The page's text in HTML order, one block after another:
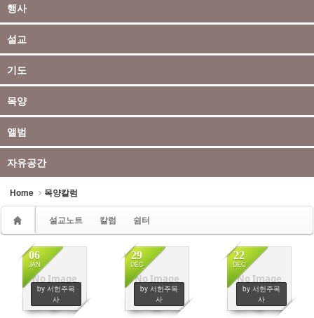
행사
설교
기도
목양
앨범
자유공간
Home 목양칼럼
설교노트 칼럼 쉼터
No Image
06
JAN
by 서헌주목
사
2951
No Image
29
DEC
by 서헌주목
사
2530
No Image
22
DEC
by 서헌주목
사
2633